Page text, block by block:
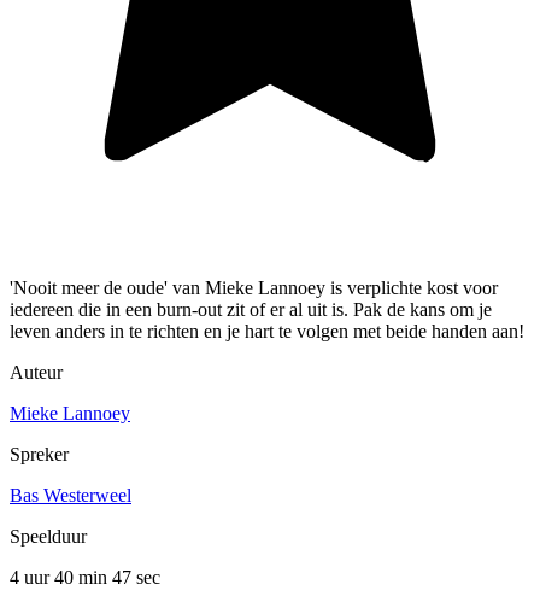
'Nooit meer de oude' van Mieke Lannoey is verplichte kost voor
iedereen die in een burn-out zit of er al uit is. Pak de kans om je
leven anders in te richten en je hart te volgen met beide handen aan!
Auteur
Mieke Lannoey
Spreker
Bas Westerweel
Speelduur
4 uur 40 min 47 sec